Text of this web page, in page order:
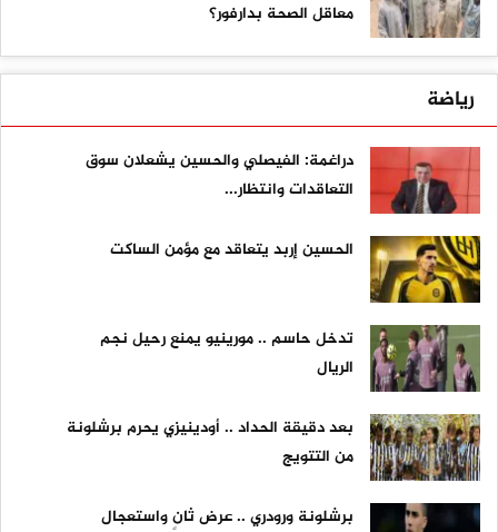
معاقل الصحة بدارفور؟
رياضة
دراغمة: الفيصلي والحسين يشعلان سوق
التعاقدات وانتظار...
الحسين إربد يتعاقد مع مؤمن الساكت
تدخل حاسم .. مورينيو يمنع رحيل نجم
الريال
بعد دقيقة الحداد .. أودينيزي يحرم برشلونة
من التتويج
برشلونة ورودري .. عرض ثانٍ واستعجال